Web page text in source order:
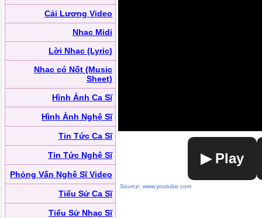
Cải Lương Video
Nhạc Midi
Lời Nhạc (Lyric)
Nhạc có Nốt (Music
Sheet)
Hình Ảnh Ca Sĩ
Hình Ảnh Nghệ Sĩ
Tin Tức Ca Sĩ
Tin Tức Nghệ Sĩ
Phỏng Vấn Nghệ Sĩ Video
Tiểu Sử Ca Sĩ
Tiểu Sử Nhạc Sĩ
▶ Play
Source: www.youtube.com